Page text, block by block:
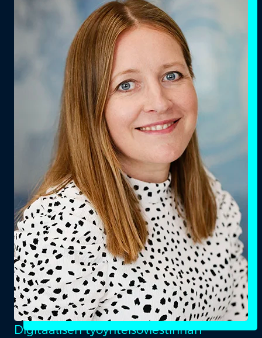
Digitaalisen työyhteisöviestinnän